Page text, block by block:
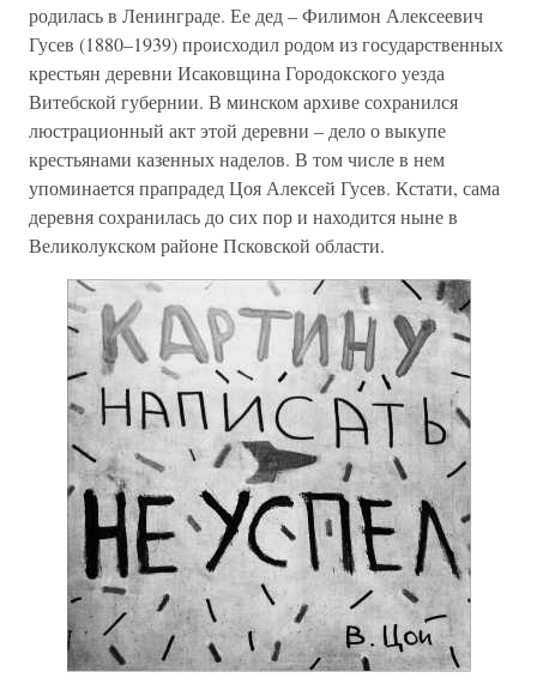
родилась в Ленинграде. Ее дед – Филимон Алексеевич
Гусев (1880–1939) происходил родом из государственных
крестьян деревни Исаковщина Городокского уезда
Витебской губернии. В минском архиве сохранился
люстрационный акт этой деревни – дело о выкупе
крестьянами казенных наделов. В том числе в нем
упоминается прапрадед Цоя Алексей Гусев. Кстати, сама
деревня сохранилась до сих пор и находится ныне в
Великолукском районе Псковской области.